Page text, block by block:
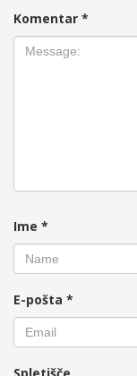
Komentar *
Ime *
E-pošta *